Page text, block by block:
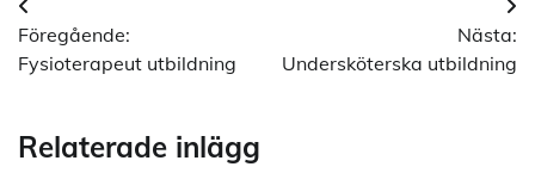
Inläggsnavigering
Föregående:
Fysioterapeut utbildning
Nästa:
Undersköterska utbildning
Relaterade inlägg